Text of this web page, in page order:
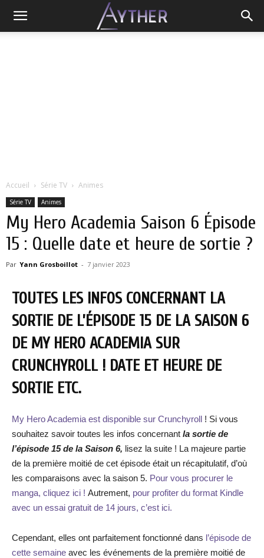
Accueil Série TV Animes
Série TV Animes
My Hero Academia Saison 6 Épisode
15 : Quelle date et heure de sortie ?
Par Yann Grosboillot - 7 janvier 2023
TOUTES LES INFOS CONCERNANT LA
SORTIE DE L’ÉPISODE 15 DE LA SAISON 6
DE MY HERO ACADEMIA SUR
CRUNCHYROLL ! DATE ET HEURE DE
SORTIE ETC.
My Hero Academia est disponible sur Crunchyroll ! Si vous
souhaitez savoir toutes les infos concernant la sortie de
l’épisode 15 de la Saison 6, lisez la suite ! La majeure partie
de la première moitié de cet épisode était un récapitulatif, d’où
les comparaisons avec la saison 5. Pour vous procurer le
manga, cliquez ici ! Autrement, pour profiter du format Kindle
avec un essai gratuit de 14 jours, c’est ici.
Cependant, elles ont parfaitement fonctionné dans l’épisode de
cette semaine avec les événements de la première moitié de